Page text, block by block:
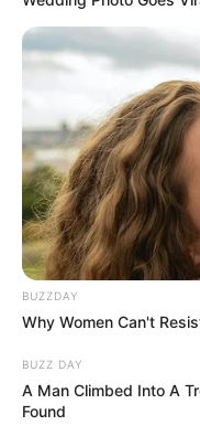
BUZZDAY
Why Women Can't
BUZZ DAY
A Man Climbed Into A
Found